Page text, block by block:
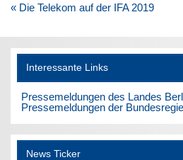
Beitragsnavigation
« Die Telekom auf der IFA 2019
Interessante Links
Pressemeldungen des Landes
Pressemeldungen der
News Ticker